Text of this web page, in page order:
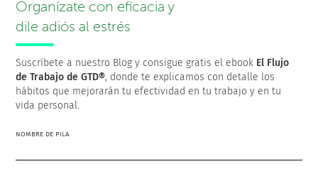
organizativo al día (aclarar tus capturas, hacer la
revisión semanal, etc.), y habrá momentos, los menos, en
manera urgente o que requiera tu atención inmediata.
Organízate con eficacia y
dile adiós al estrés
Suscríbete a nuestro Blog y consigue gratis el ebook El Flujo
de Trabajo de GTD®, donde te explicamos con detalle los
hábitos que mejorarán tu efectividad en tu trabajo y en tu
vida personal.
NOMBRE DE PILA